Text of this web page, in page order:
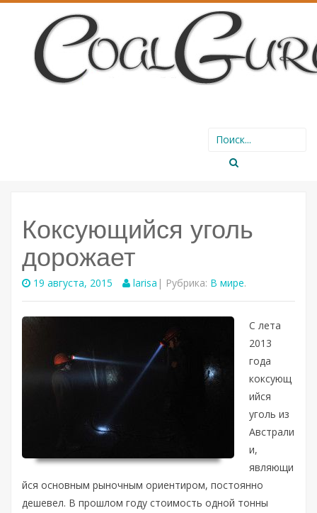
Search
for:
Коксующийся уголь
дорожает
19 августа, 2015 larisa | Рубрика: В мире.
С лета
2013
года
коксующ
ийся
уголь из
Австрали
и,
являющи
йся основным рыночным ориентиром, постоянно
дешевел. В прошлом году стоимость одной тонны